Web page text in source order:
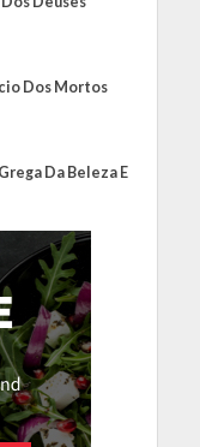
Dos Mortos
Da Beleza E